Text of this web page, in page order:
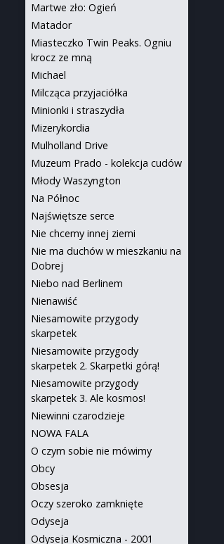
Martwe zło: Ogień
Matador
Miasteczko Twin Peaks. Ogniu
krocz ze mną
Michael
Milcząca przyjaciółka
Minionki i straszydła
Mizerykordia
Mulholland Drive
Muzeum Prado - kolekcja cudów
Młody Waszyngton
Na Północ
Najświętsze serce
Nie chcemy innej ziemi
Nie ma duchów w mieszkaniu na
Dobrej
Niebo nad Berlinem
Nienawiść
Niesamowite przygody
skarpetek
Niesamowite przygody
skarpetek 2. Skarpetki górą!
Niesamowite przygody
skarpetek 3. Ale kosmos!
Niewinni czarodzieje
NOWA FALA
O czym sobie nie mówimy
Obcy
Obsesja
Oczy szeroko zamknięte
Odyseja
Odyseja Kosmiczna - 2001